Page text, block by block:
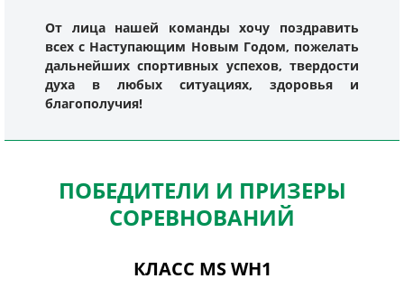
От лица нашей команды хочу поздравить
всех с Наступающим Новым Годом, пожелать
дальнейших спортивных успехов, твердости
духа в любых ситуациях, здоровья и
благополучия!
ПОБЕДИТЕЛИ И ПРИЗЕРЫ
СОРЕВНОВАНИЙ
КЛАСС MS WH1